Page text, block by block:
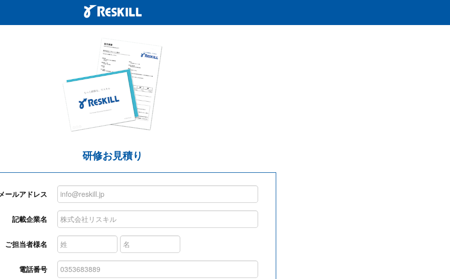
研修お見積り
ールアドレス
記載企業名
ご担当者様名
電話番号